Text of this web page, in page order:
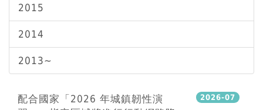
2015
2014
2013~
2026-07
配合國家「2026 年城鎮韌性演